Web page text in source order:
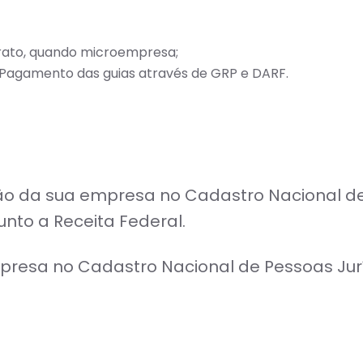
quando microempresa;
das guias através de GRP e DARF.
da sua empresa no Cadastro Nacional
a Receita Federal.
no Cadastro Nacional de Pessoas